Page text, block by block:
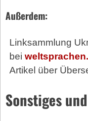
Außerdem:
Linksammlung
bei
Artikel über
Sonstiges